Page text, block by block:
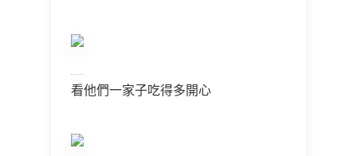
看他們一家子吃得多開心